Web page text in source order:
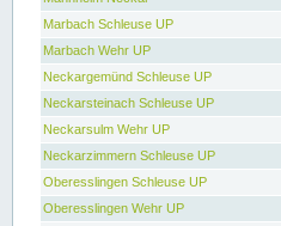
Marbach Schleuse UP
Marbach Wehr UP
Neckargemünd Schleuse UP
Neckarsteinach Schleuse UP
Neckarsulm Wehr UP
Neckarzimmern Schleuse UP
Oberesslingen Schleuse UP
Oberesslingen Wehr UP